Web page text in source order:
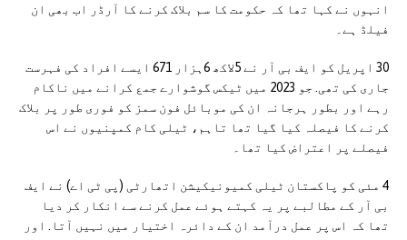
انہوں نے کہا تھا کہ حکومت کا سم بلاک کرنے کا آرڈر اب بھی ان
فیلڈ ہے۔
30 اپریل کو ایف بی آر نے 5لاکھ 6ہزار 671 ایسے افراد کی فہرست
جاری کی تھی. جو 2023 میں ٹیکس گوشوارے جمع کرانے میں ناکام
رہے اور بطور ہرجانہ ان کی موبائل فون سمز کو فوری طور پر بلاک
کرنے کا فیصلہ کیا گیا تھا تاہم، ٹیلی کام کمپنیوں نے اس
فیصلے پر اعتراض کیا تھا۔
4 مئی کو پاکستان ٹیلی کمیونیکیشن اتھارٹی (پی ٹی اے) نے ایف
بی آر کے مطالبے پر یہ کہتے ہوئے عمل کرنے سے انکار کر دیا
تھا کہ اس پر عمل درآمد ان کے دائرہ اختیار میں نہیں آتا. اور